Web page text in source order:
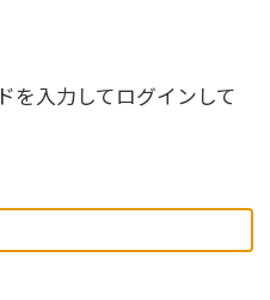
を入力してログインして